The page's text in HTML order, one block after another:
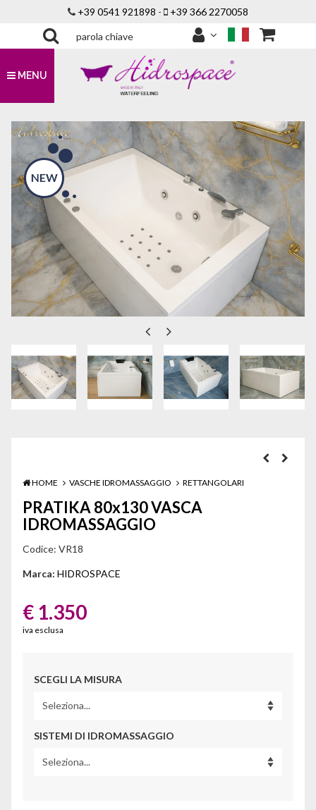
+39 0541 921898 - +39 366 2270058
MENU
HOME VASCHE IDROMASSAGGIO RETTANGOLARI
PRATIKA 80x130 VASCA
IDROMASSAGGIO
Codice: VR18
Marca: HIDROSPACE
€ 1.350
iva esclusa
SCEGLI LA MISURA
SISTEMI DI IDROMASSAGGIO